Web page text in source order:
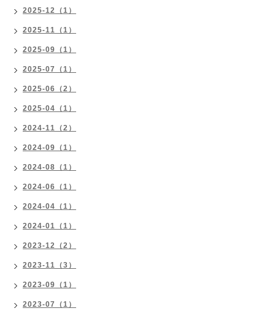
2025-12（1）
2025-11（1）
2025-09（1）
2025-07（1）
2025-06（2）
2025-04（1）
2024-11（2）
2024-09（1）
2024-08（1）
2024-06（1）
2024-04（1）
2024-01（1）
2023-12（2）
2023-11（3）
2023-09（1）
2023-07（1）